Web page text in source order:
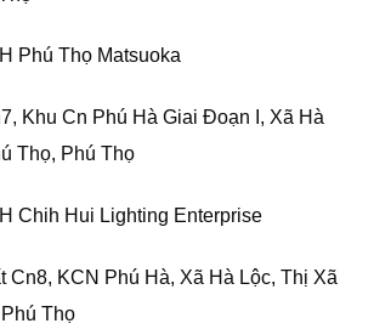
Phú Thọ Matsuoka
Khu Cn Phú Hà Giai Đoạn I, Xã Hà
Thọ, Phú Thọ
Chih Hui Lighting Enterprise
KCN Phú Hà, Xã Hà Lộc, Thị Xã
Thọ